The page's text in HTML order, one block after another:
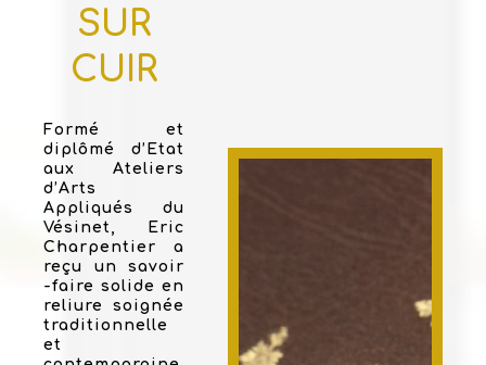
SUR
CUIR
Formé et
diplômé d’Etat
aux Ateliers
d’Arts
Appliqués du
Vésinet, Eric
Charpentier a
reçu un savoir
-faire solide en
reliure soignée
traditionnelle
et